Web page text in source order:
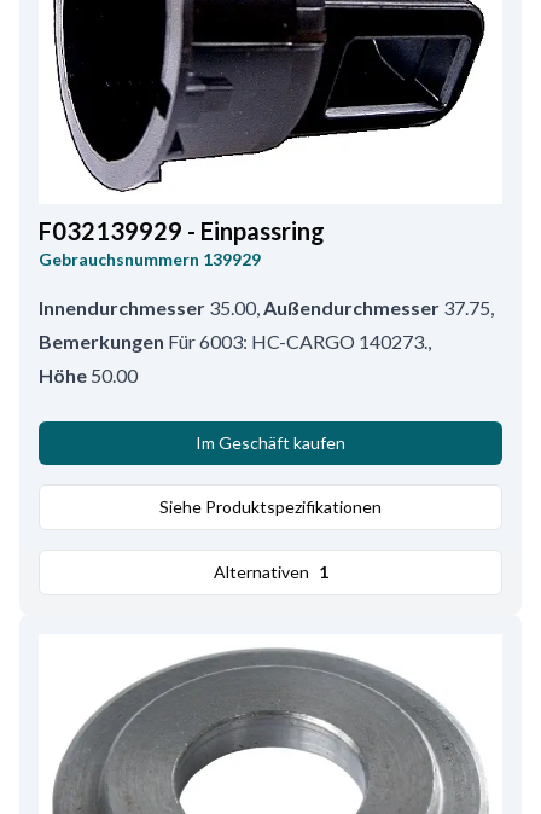
F032139929 - Einpassring
Gebrauchsnummern 139929
Innendurchmesser 35.00,Außendurchmesser 37.75,
Bemerkungen Für 6003: HC-CARGO 140273.,
Höhe 50.00
Im Geschäft kaufen
Siehe Produktspezifikationen
Alternativen 1